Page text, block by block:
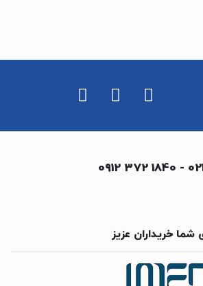
-
0912 372 1840
شما خریداران عزیز